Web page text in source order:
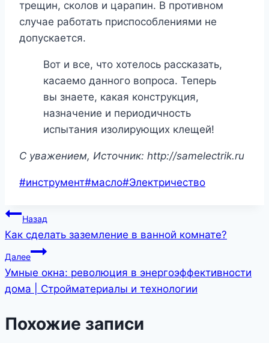
трещин, сколов и царапин. В противном
случае работать приспособлениями не
допускается.
Вот и все, что хотелось рассказать,
касаемо данного вопроса. Теперь
вы знаете, какая конструкция,
назначение и периодичность
испытания изолирующих клещей!
C уважением, Источник: http://samelectrik.ru
Метки
#инструмент#масло#Электричество
Навигация
по
записям
Назад
Как сделать заземление в ванной комнате?
Далее
Умные окна: революция в энергоэффективности
дома | Стройматериалы и технологии
Похожие записи